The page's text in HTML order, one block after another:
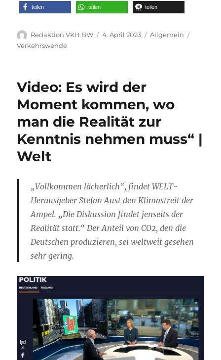
teilen teilen teilen
Autor
Redaktion VKH BW
Veröffentlicht
4. April 2023 Kategorien
Allgemein
Verkehrswende
Video: Es wird der
Moment kommen, wo
man die Realität zur
Kenntnis nehmen muss“ |
Welt
„Vollkommen lächerlich“, findet WELT-
Herausgeber Stefan Aust den Klimastreit der
Ampel. „Die Diskussion findet jenseits der
Realität statt.“ Der Anteil von CO2, den die
Deutschen produzieren, sei weltweit gesehen
sehr gering.